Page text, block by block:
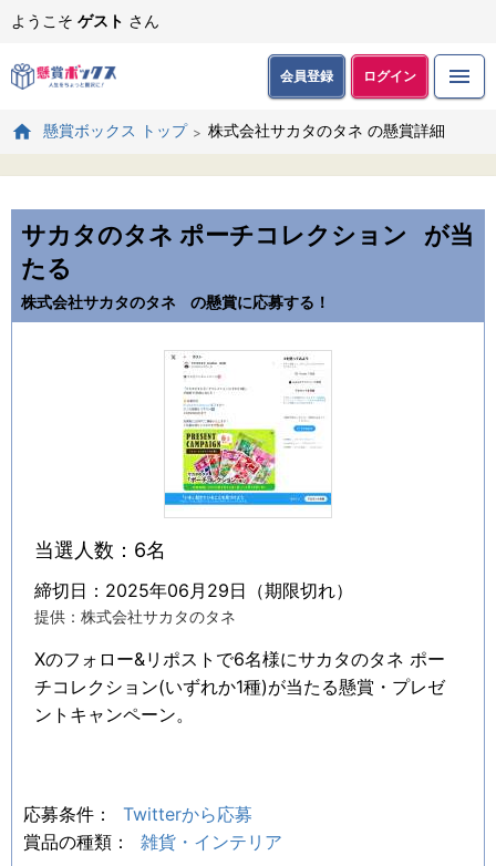
ようこそ ゲスト さん
会員登録 ログイン
懸賞ボックス トップ 株式会社サカタのタネ の懸賞詳細
サカタのタネ ポーチコレクション
が当
たる
株式会社サカタのタネ の懸賞に応募する！
当選人数：6名
締切日：2025年06月29日（期限切れ）
提供：株式会社サカタのタネ
Xのフォロー&リポストで6名様にサカタのタネ ポー
チコレクション(いずれか1種)が当たる懸賞・プレゼ
ントキャンペーン。
応募条件：
Twitterから応募
賞品の種類：
雑貨・インテリア